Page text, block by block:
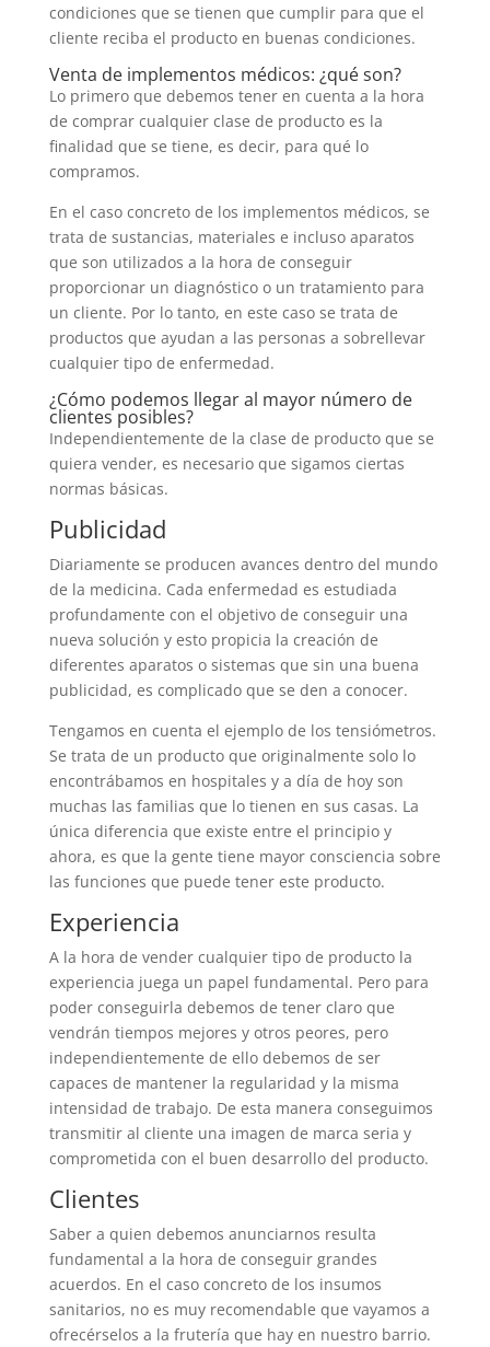
condiciones que se tienen que cumplir para que el
cliente reciba el producto en buenas condiciones.
Venta de implementos médicos: ¿qué son?
Lo primero que debemos tener en cuenta a la hora
de comprar cualquier clase de producto es la
finalidad que se tiene, es decir, para qué lo
compramos.
En el caso concreto de los implementos médicos, se
trata de sustancias, materiales e incluso aparatos
que son utilizados a la hora de conseguir
proporcionar un diagnóstico o un tratamiento para
un cliente. Por lo tanto, en este caso se trata de
productos que ayudan a las personas a sobrellevar
cualquier tipo de enfermedad.
¿Cómo podemos llegar al mayor número de
clientes posibles?
Independientemente de la clase de producto que se
quiera vender, es necesario que sigamos ciertas
normas básicas.
Publicidad
Diariamente se producen avances dentro del mundo
de la medicina. Cada enfermedad es estudiada
profundamente con el objetivo de conseguir una
nueva solución y esto propicia la creación de
diferentes aparatos o sistemas que sin una buena
publicidad, es complicado que se den a conocer.
Tengamos en cuenta el ejemplo de los tensiómetros.
Se trata de un producto que originalmente solo lo
encontrábamos en hospitales y a día de hoy son
muchas las familias que lo tienen en sus casas. La
única diferencia que existe entre el principio y
ahora, es que la gente tiene mayor consciencia sobre
las funciones que puede tener este producto.
Experiencia
A la hora de vender cualquier tipo de producto la
experiencia juega un papel fundamental. Pero para
poder conseguirla debemos de tener claro que
vendrán tiempos mejores y otros peores, pero
independientemente de ello debemos de ser
capaces de mantener la regularidad y la misma
intensidad de trabajo. De esta manera conseguimos
transmitir al cliente una imagen de marca seria y
comprometida con el buen desarrollo del producto.
Clientes
Saber a quien debemos anunciarnos resulta
fundamental a la hora de conseguir grandes
acuerdos. En el caso concreto de los insumos
sanitarios, no es muy recomendable que vayamos a
ofrecérselos a la frutería que hay en nuestro barrio.